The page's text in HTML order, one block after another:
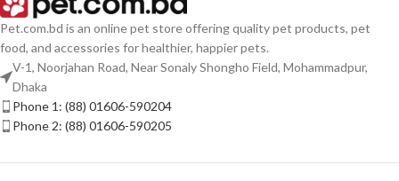
Pet.com.bd is an online pet store offering quality pet products, pet
food, and accessories for healthier, happier pets.
V-1, Noorjahan Road, Near Sonaly Shongho Field, Mohammadpur,
Dhaka
Phone 1: (88) 01606-590204
Phone 2: (88) 01606-590205